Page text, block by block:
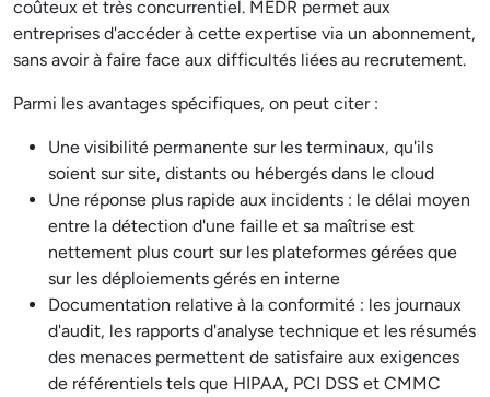
coûteux et très concurrentiel. MEDR permet aux
entreprises d'accéder à cette expertise via un abonnement,
sans avoir à faire face aux difficultés liées au recrutement.
Parmi les avantages spécifiques, on peut citer :
Une visibilité permanente sur les terminaux, qu'ils
soient sur site, distants ou hébergés dans le cloud
Une réponse plus rapide aux incidents : le délai moyen
entre la détection d'une faille et sa maîtrise est
nettement plus court sur les plateformes gérées que
sur les déploiements gérés en interne
Documentation relative à la conformité : les journaux
d'audit, les rapports d'analyse technique et les résumés
des menaces permettent de satisfaire aux exigences
de référentiels tels que HIPAA, PCI DSS et CMMC